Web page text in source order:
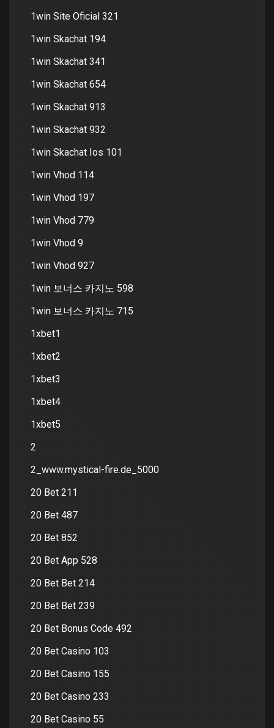
1win Site Oficial 321
1win Skachat 194
1win Skachat 341
1win Skachat 654
1win Skachat 913
1win Skachat 932
1win Skachat Ios 101
1win Vhod 114
1win Vhod 197
1win Vhod 779
1win Vhod 9
1win Vhod 927
1win 보너스 카지노 598
1win 보너스 카지노 715
1xbet1
1xbet2
1xbet3
1xbet4
1xbet5
2
2_www.mystical-fire.de_5000
20 Bet 211
20 Bet 487
20 Bet 852
20 Bet App 528
20 Bet Bet 214
20 Bet Bet 239
20 Bet Bonus Code 492
20 Bet Casino 103
20 Bet Casino 155
20 Bet Casino 233
20 Bet Casino 55